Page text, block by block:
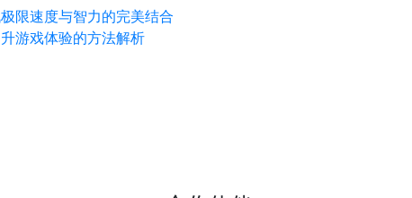
限速度与智力的完美结合
游戏体验的方法解析